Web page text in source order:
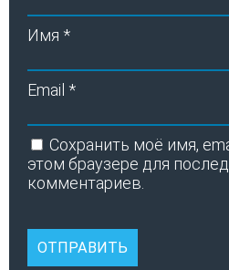
Имя *
Email *
Сохранить моё имя,
этом браузере для
комментариев.